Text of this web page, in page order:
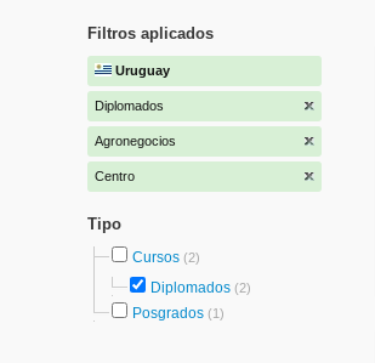
Filtros aplicados
Uruguay
Diplomados
Agronegocios
Centro
Tipo
Cursos (2)
Diplomados (2)
Posgrados (1)